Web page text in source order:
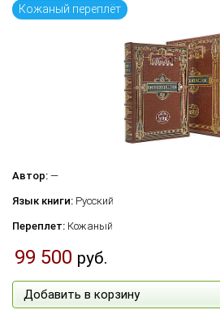
Кожаный переплёт
Автор: —
Язык книги: Русский
Переплет: Кожаный
99 500 руб.
Добавить в корзину